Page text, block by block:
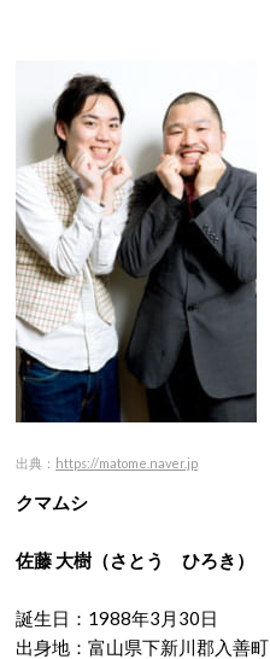
出典： https://matome.naver.jp
クマムシ
佐藤 大樹（さとう ひろき）
誕生日：1988年3月30日
出身地：富山県下新川郡入善町